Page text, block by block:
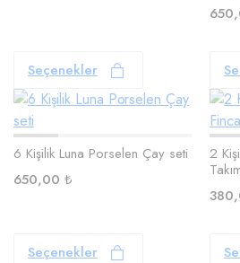
Seçenekler
6 Kişilik Luna Porselen Çay seti
650,00 ₺
2
Seçenekler